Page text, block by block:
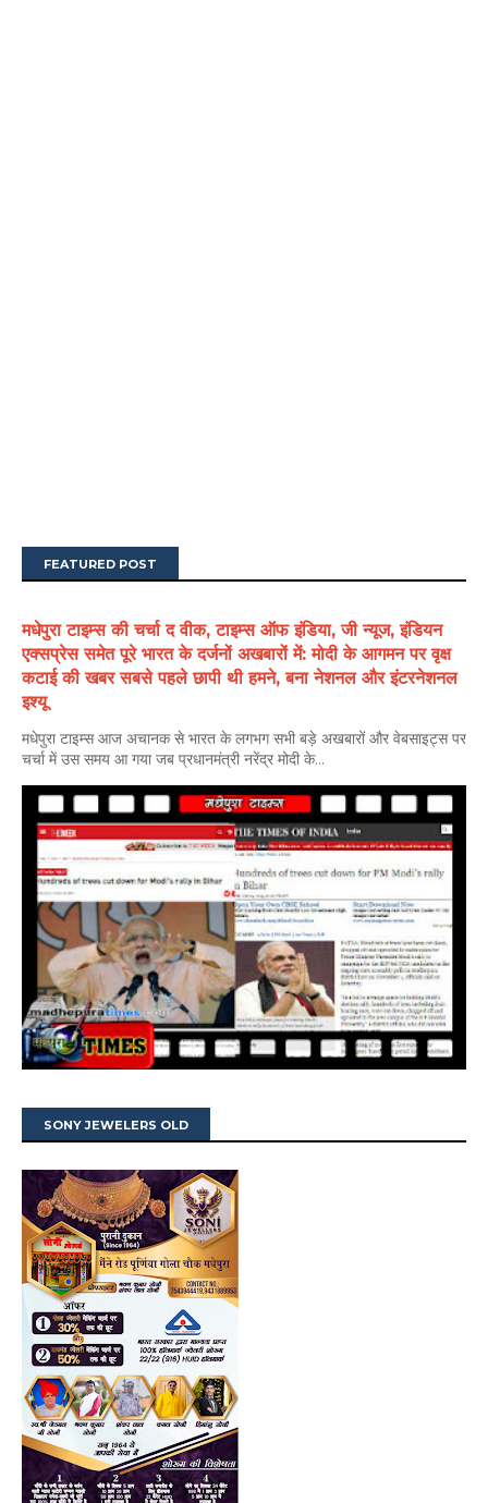
FEATURED POST
मधेपुरा टाइम्स की चर्चा द वीक, टाइम्स ऑफ इंडिया, जी न्यूज, इंडियन
एक्सप्रेस समेत पूरे भारत के दर्जनों अखबारों में: मोदी के आगमन पर वृक्ष
कटाई की खबर सबसे पहले छापी थी हमने, बना नेशनल और इंटरनेशनल
इश्यू
मधेपुरा टाइम्स आज अचानक से भारत के लगभग सभी बड़े अखबारों और वेबसाइट्स पर
चर्चा में उस समय आ गया जब प्रधानमंत्री नरेंद्र मोदी के...
SONY JEWELERS OLD